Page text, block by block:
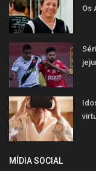
Os
MÍDIA SOCIAL